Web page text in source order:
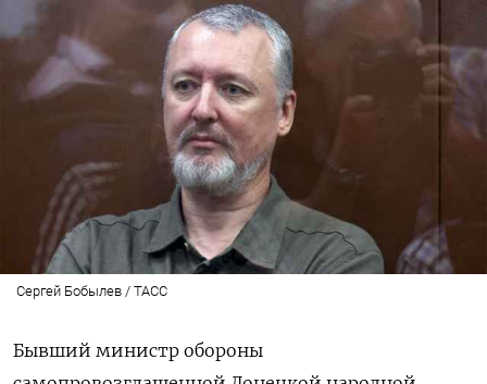
Сергей Бобылев / ТАСС
Бывший министр обороны